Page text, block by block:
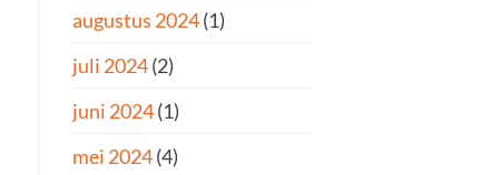
augustus 2024(1)
juli 2024(2)
juni 2024(1)
mei 2024(4)